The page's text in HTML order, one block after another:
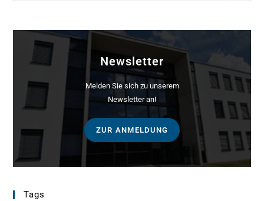
Newsletter
Melden Sie sich zu unserem
Newsletter an!
ZUR ANMELDUNG
Tags